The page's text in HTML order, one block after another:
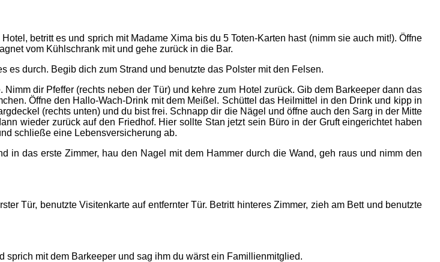
betritt es und sprich mit Madame Xima bis du 5 Toten-Karten hast (nimm sie auch mit!). Öffne
vom Kühlschrank mit und gehe zurück in die Bar.
durch. Begib dich zum Strand und benutzte das Polster mit den Felsen.
dir Pfeffer (rechts neben der Tür) und kehre zum Hotel zurück. Gib dem Barkeeper dann das
Öffne den Hallo-Wach-Drink mit dem Meißel. Schüttel das Heilmittel in den Drink und kipp in
(rechts unten) und du bist frei. Schnapp dir die Nägel und öffne auch den Sarg in der Mitte
wieder zurück auf den Friedhof. Hier sollte Stan jetzt sein Büro in der Gruft eingerichtet haben
schließe eine Lebensversicherung ab.
in das erste Zimmer, hau den Nagel mit dem Hammer durch die Wand, geh raus und nimm den
Tür, benutzte Visitenkarte auf entfernter Tür. Betritt hinteres Zimmer, zieh am Bett und benutzte
mit dem Barkeeper und sag ihm du wärst ein Famillienmitglied.